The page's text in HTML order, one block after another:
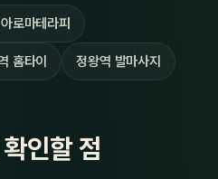
로마테라피
홈타이 정왕역 발마사지
인할 점